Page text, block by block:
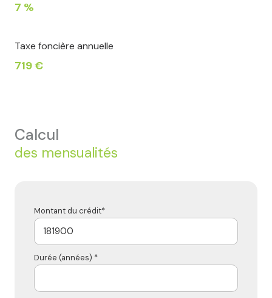
7 %
Taxe foncière annuelle
719 €
calcul
des mensualités
Montant du crédit*
Durée (années) *